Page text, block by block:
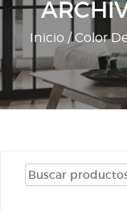
Inicio / Color
Buscar
por: